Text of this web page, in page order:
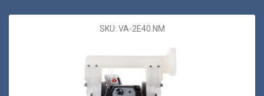
SKU: VA-2E40.NM